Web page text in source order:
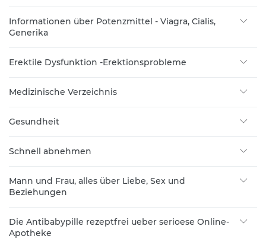
Informationen über Potenzmittel - Viagra, Cialis,
Generika
Erektile Dysfunktion -Erektionsprobleme
Medizinische Verzeichnis
Gesundheit
Schnell abnehmen
Mann und Frau, alles über Liebe, Sex und
Beziehungen
Die Antibabypille rezeptfrei ueber serioese Online-
Apotheke